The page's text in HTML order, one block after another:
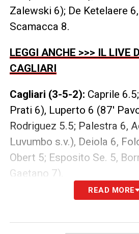
Zalewski 6); De Ketelaere
Scamacca 8.
LEGGI ANCHE >>> IL LIVE
CAGLIARI
Cagliari (3-5-2): Caprile
Prati 6), Luperto 6 (87′
Rodriguez 5.5; Palestra 6,
Luvumbo s.v.), Deiola 6,
Obert 5; Esposito Se. 5,
Gaetano 7).
READ MORE